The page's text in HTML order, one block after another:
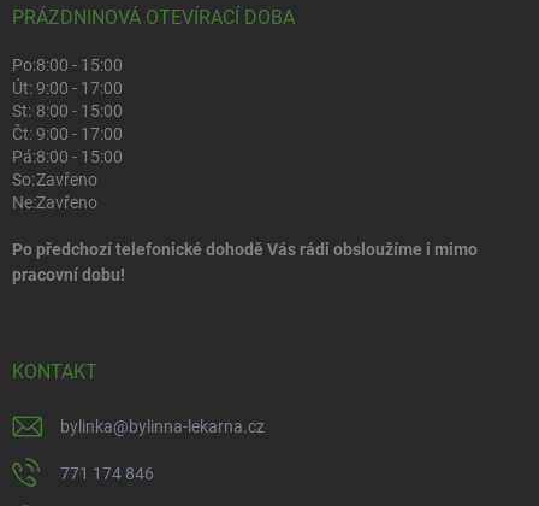
PRÁZDNINOVÁ OTEVÍRACÍ DOBA
Po:8:00 - 15:00
Út:9:00 - 17:00
St: 8:00 - 15:00
Čt:9:00 - 17:00
Pá:8:00 - 15:00
So:Zavřeno
Ne:Zavřeno
Po předchozí telefonické dohodě Vás rádi obsloužíme i mimo
pracovní dobu!
KONTAKT
bylinka@bylinna-lekarna.cz
771 174 846